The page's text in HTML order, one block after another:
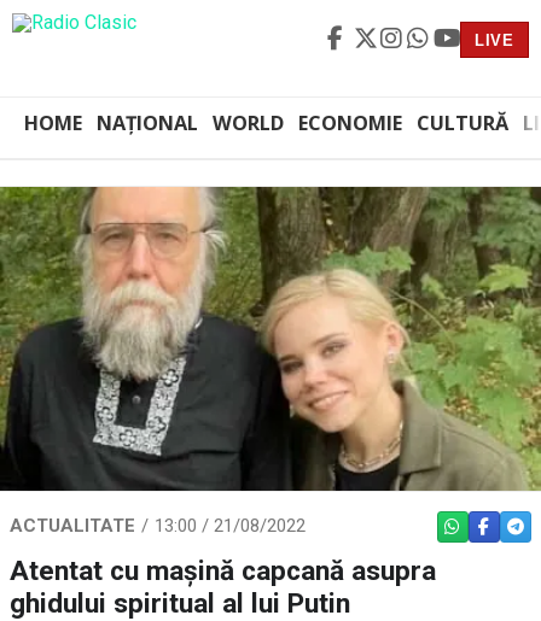
LIVE
HOME NAȚIONAL WORLD ECONOMIE CULTURĂ
ACTUALITATE 13:00 / 21/08/2022 WHATSAPP
Atentat cu mașină capcană asupra
ghidului spiritual al lui Putin